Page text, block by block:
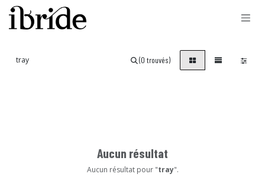
Se rendre au contenu
(0 trouvés)
Aucun résultat
Aucun résultat pour "tray".